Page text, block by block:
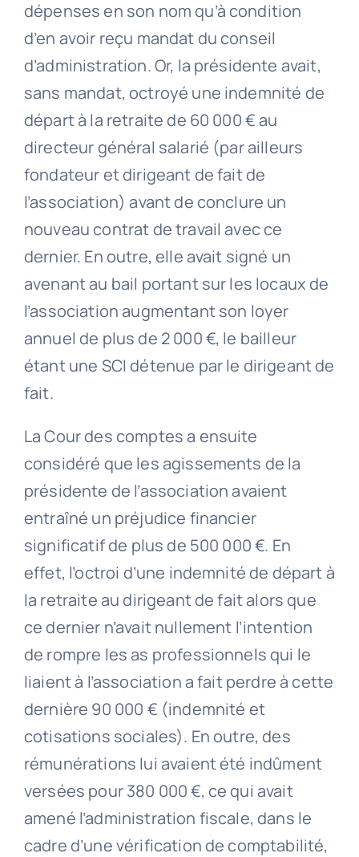
dépenses en son nom qu’à condition
d’en avoir reçu mandat du conseil
d’administration. Or, la présidente avait,
sans mandat, octroyé une indemnité de
départ à la retraite de 60 000 € au
directeur général salarié (par ailleurs
fondateur et dirigeant de fait de
l’association) avant de conclure un
nouveau contrat de travail avec ce
dernier. En outre, elle avait signé un
avenant au bail portant sur les locaux de
l’association augmentant son loyer
annuel de plus de 2 000 €, le bailleur
étant une SCI détenue par le dirigeant de
fait.
La Cour des comptes a ensuite
considéré que les agissements de la
présidente de l’association avaient
entraîné un préjudice financier
significatif de plus de 500 000 €. En
effet, l’octroi d’une indemnité de départ à
la retraite au dirigeant de fait alors que
ce dernier n’avait nullement l’intention
de rompre les as professionnels qui le
liaient à l’association a fait perdre à cette
dernière 90 000 € (indemnité et
cotisations sociales). En outre, des
rémunérations lui avaient été indûment
versées pour 380 000 €, ce qui avait
amené l’administration fiscale, dans le
cadre d’une vérification de comptabilité,